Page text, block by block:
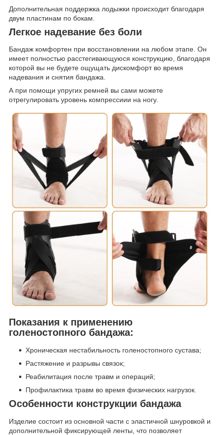
Дополнительная поддержка лодыжки происходит благодаря
двум пластинам по бокам.
Легкое надевание без боли
Бандаж комфортен при восстановлении на любом этапе. Он
имеет полностью расстегивающуюся конструкцию, благодаря
которой вы не будете ощущать дискомфорт во время
надевания и снятия бандажа.
А при помощи упругих ремней вы сами можете
отрегулировать уровень компрессиии на ногу.
Показания к применению
голеностопного бандажа:
Хроническая нестабильность голеностопного сустава;
Растяжение и разрывы связок;
Реабилитация после травм и операций;
Профилактика травм во время физических нагрузок.
Особенности конструкции бандажа
Изделие состоит из основной части с эластичной шнуровкой и
дополнительной фиксирующей ленты, что позволяет